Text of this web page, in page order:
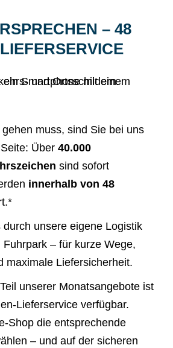
– 48
muss, sind Sie bei uns
Über40.000
sind sofort
innerhalb von 48
durch unsere eigene Logistik
– für kurze Wege,
maximale Liefersicherheit.
unserer Monatsangebote ist
Lieferservice verfügbar.
Shop die entsprechende
– und auf der sicheren